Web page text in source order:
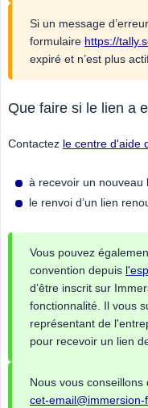
Si un message
formulaire https://
expiré et n’est plus
Que faire si le lien a
Contactez le centre d'aide
à recevoir un nouveau
le renvoi d’un lien
Vous pouvez
convention depuis
d’être inscrit sur
fonctionnalité. Il vous
représentant de
pour recevoir un lien
Nous vous
cet-